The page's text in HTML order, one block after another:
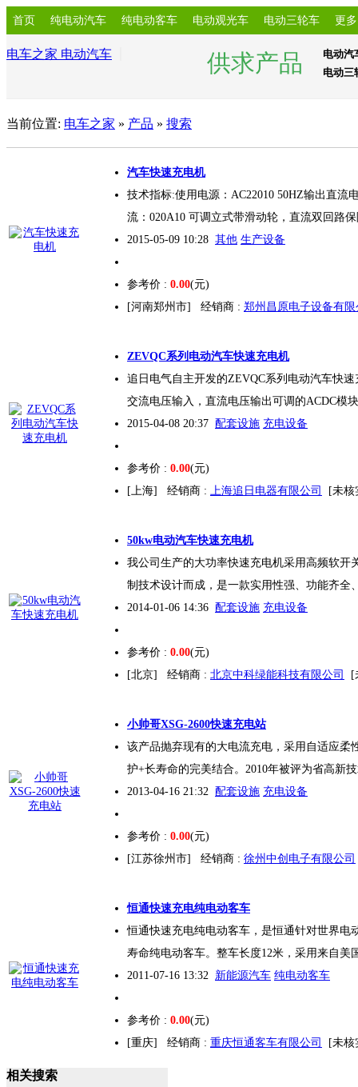
首页 纯电动汽车 纯电动客车 电动观光车 电动三轮车 更多
电车之家 电动汽车 供求产品
电动汽
电动三
当前位置: 电车之家 » 产品 » 搜索
汽车快速充电机
技术指标:使用电源：AC22010 50HZ输出直流
流：020A10 可调立式带滑动轮，直流双回路
2015-05-09 10:28 其他 生产设备
参考价 : 0.00(元)
[河南郑州市]
经销商 : 郑州昌原电子设备有限
ZEVQC系列电动汽车快速充电机
追日电气自主开发的ZEVQC系列电动汽车快速
交流电压输入，直流电压输出可调的ACDC模
2015-04-08 20:37 配套设施 充电设备
参考价 : 0.00(元)
[上海]
经销商 : 上海追日电器有限公司 [未核
50kw电动汽车快速充电机
我公司生产的大功率快速充电机采用高频软开
制技术设计而成，是一款实用性强、功能齐全
2014-01-06 14:36 配套设施 充电设备
参考价 : 0.00(元)
[北京]
经销商 : 北京中科绿能科技有限公司 [
小帅哥XSG-2600快速充电站
该产品抛弃现有的大电流充电，采用自适应柔
护+长寿命的完美结合。2010年被评为省高新
2013-04-16 21:32 配套设施 充电设备
参考价 : 0.00(元)
[江苏徐州市]
经销商 : 徐州中创电子有限公司
恒通快速充电纯电动客车
恒通快速充电纯电动客车，是恒通针对世界电
寿命纯电动客车。整车长度12米，采用来自美
2011-07-16 13:32 新能源汽车 纯电动客车
参考价 : 0.00(元)
[重庆]
经销商 : 重庆恒通客车有限公司 [未核
相关搜索